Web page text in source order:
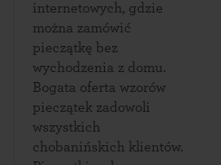
internetowych, gdzie
można zamówić
pieczątkę bez
wychodzenia z domu.
Bogata oferta wzorów
pieczątek zadowoli
wszystkich
chobanińskich klientów.